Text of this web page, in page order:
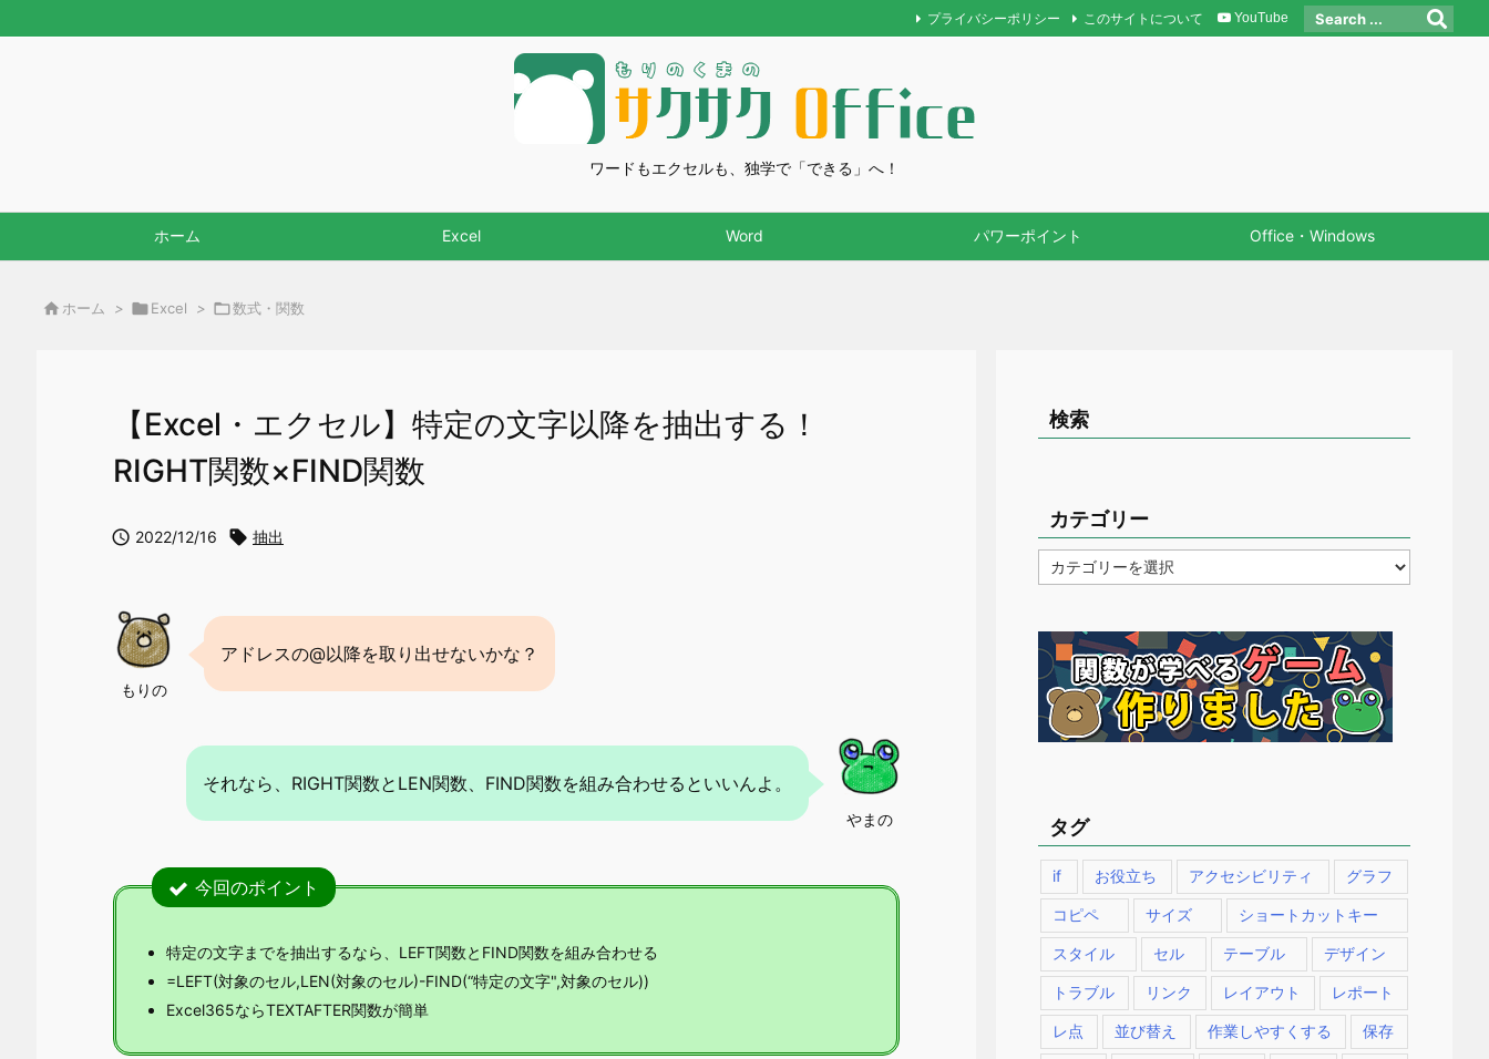
ワードもエクセルも、独学で「できる」へ！
ホーム Excel Word パワーポイント Office・Windows
プライバシーポリシー このサイトについて YouTube
 ホーム > Excel > 数式・関数
【Excel・エクセル】特定の文字以降を抽出する！
RIGHT関数×FIND関数
 2022/12/16  抽出
もりの
アドレスの@以降を取り出せないかな？
やまの
それなら、RIGHT関数とLEN関数、FIND関数を組み合わせるといいんよ。
今回のポイント
特定の文字までを抽出するなら、LEFT関数とFIND関数を組み合わせる
=LEFT(対象のセル,LEN(対象のセル)-FIND(“特定の文字",対象のセル))
Excel365ならTEXTAFTER関数が簡単
検索
カテゴリー
テ
ー
タグ
if お役立ち アクセシビリティ グラフ
コピペ サイズ ショートカットキー
スタイル セル テーブル デザイン
トラブル リンク レイアウト レポート
レ点 並び替え 作業しやすくする 保存